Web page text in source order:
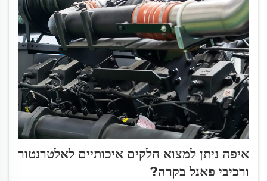
איפה ניתן למצוא חלקים איכותיים לאלטרנטור
ורכיבי פאנל בקרה?